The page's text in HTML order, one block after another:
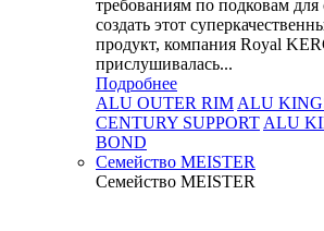
требованиям по подковам
создать этот
продукт, компания Royal
прислушивалась...
Подробнее
ALU OUTER RIM ALU
CENTURY SUPPORT ALU
BOND
Семейство МEISTER
Семейство МEISTER